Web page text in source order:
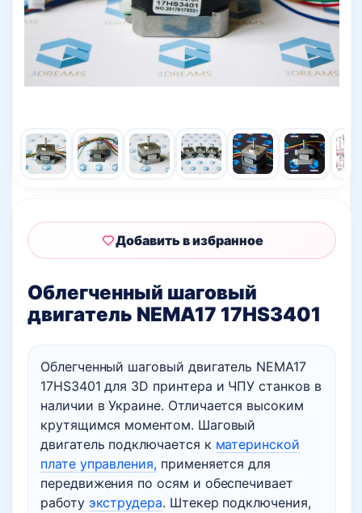
Облегченный шаговый
двигатель NEMA17 17HS3401
Облегченный шаговый двигатель NEMA17
17HS3401 для 3D принтера и ЧПУ станков в
наличии в Украине. Отличается высоким
крутящимся моментом. Шаговый
двигатель подключается к материнской
плате управления,применяется для
передвижения по осям и обеспечивает
работу экструдера. Штекер подключения,
Добавить в избранное